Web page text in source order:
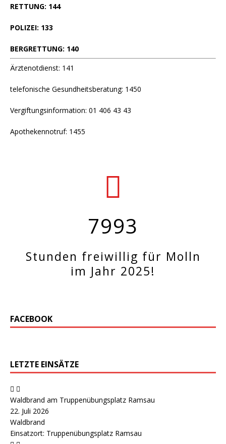
RETTUNG: 144
POLIZEI: 133
BERGRETTUNG: 140
Ärztenotdienst: 141
telefonische Gesundheitsberatung: 1450
Vergiftungsinformation: 01 406 43 43
Apothekennotruf: 1455
7993
Stunden freiwillig für Molln
im Jahr 2025!
FACEBOOK
LETZTE EINSÄTZE
Waldbrand am Truppenübungsplatz Ramsau
22. Juli 2026
Waldbrand
Einsatzort: Truppenübungsplatz Ramsau